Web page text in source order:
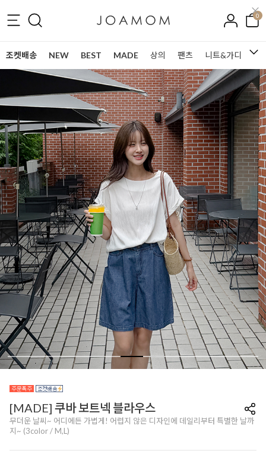
0
조켓배송 NEW BEST MADE 상의 팬츠 니트&가디건
[MADE] 쿠바 보트넥 블라우스
무더운 날씨~ 어디에든 가볍게! 어렵지 않은 디자인에 데일리부터 특별한 날까
지~ (3color / M,L)